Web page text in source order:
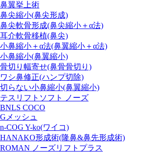
鼻翼挙上術
鼻尖縮小(鼻尖形成)
鼻尖軟骨形成(鼻尖縮小＋α法)
耳介軟骨移植(鼻尖)
小鼻縮小＋α法(鼻翼縮小＋α法)
小鼻縮小(鼻翼縮小)
骨切り幅寄せ(鼻骨骨切り)
ワシ鼻修正(ハンプ切除)
切らない小鼻縮小(鼻翼縮小)
テスリフトソフト ノーズ
BNLS COCO
Gメッシュ
n-COG Y-ko(ワイコ)
HANAKO形成術(隆鼻&鼻先形成術)
ROMAN ノーズリフトプラス